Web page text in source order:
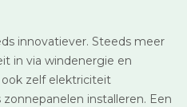
innovatiever. Steeds meer
in via windenergie en
ook zelf elektriciteit
installeren. Een